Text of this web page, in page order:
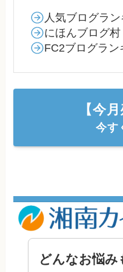
人気ブログラ
にほんブログ村
FC2ブログラン
【今
今す
どんなお悩み